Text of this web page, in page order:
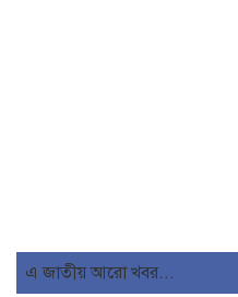
এ জাতীয় আরো খবর...